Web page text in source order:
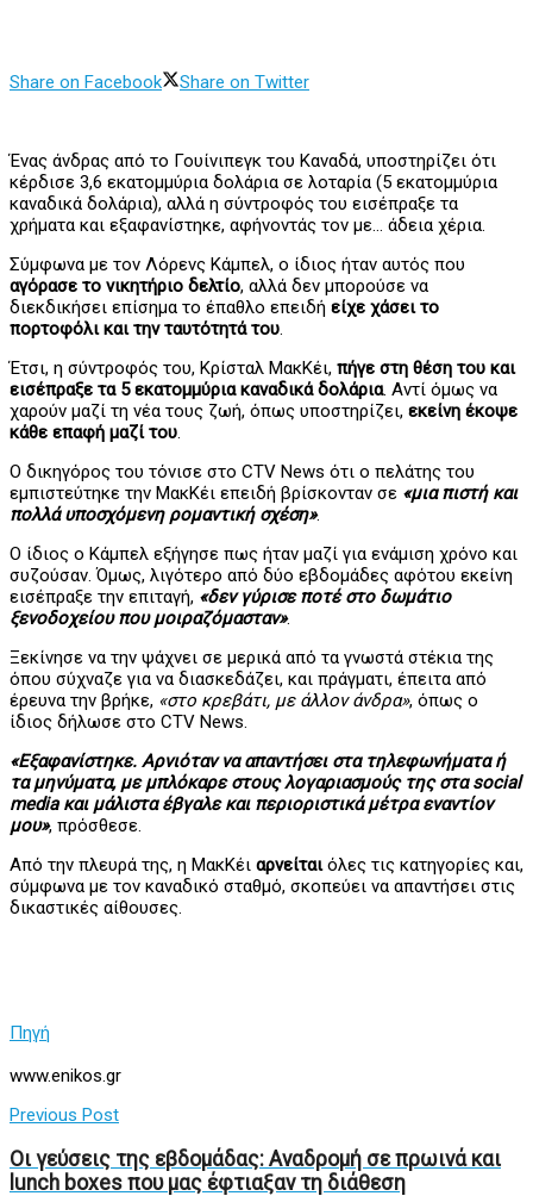
Share on Facebook Share on Twitter
Ένας άνδρας από το Γουίνιπεγκ του Καναδά, υποστηρίζει ότι
κέρδισε 3,6 εκατομμύρια δολάρια σε λοταρία (5 εκατομμύρια
καναδικά δολάρια), αλλά η σύντροφός του εισέπραξε τα
χρήματα και εξαφανίστηκε, αφήνοντάς τον με… άδεια χέρια.
Σύμφωνα με τον Λόρενς Κάμπελ, ο ίδιος ήταν αυτός που
αγόρασε το νικητήριο δελτίο, αλλά δεν μπορούσε να
διεκδικήσει επίσημα το έπαθλο επειδή είχε χάσει το
πορτοφόλι και την ταυτότητά του.
Έτσι, η σύντροφός του, Κρίσταλ ΜακΚέι, πήγε στη θέση του και
εισέπραξε τα 5 εκατομμύρια καναδικά δολάρια. Αντί όμως να
χαρούν μαζί τη νέα τους ζωή, όπως υποστηρίζει, εκείνη έκοψε
κάθε επαφή μαζί του.
Ο δικηγόρος του τόνισε στο CTV News ότι ο πελάτης του
εμπιστεύτηκε την ΜακΚέι επειδή βρίσκονταν σε «μια πιστή και
πολλά υποσχόμενη ρομαντική σχέση».
Ο ίδιος ο Κάμπελ εξήγησε πως ήταν μαζί για ενάμιση χρόνο και
συζούσαν. Όμως, λιγότερο από δύο εβδομάδες αφότου εκείνη
εισέπραξε την επιταγή, «δεν γύρισε ποτέ στο δωμάτιο
ξενοδοχείου που μοιραζόμασταν».
Ξεκίνησε να την ψάχνει σε μερικά από τα γνωστά στέκια της
όπου σύχναζε για να διασκεδάζει, και πράγματι, έπειτα από
έρευνα την βρήκε, «στο κρεβάτι, με άλλον άνδρα», όπως ο
ίδιος δήλωσε στο CTV News.
«Εξαφανίστηκε. Αρνιόταν να απαντήσει στα τηλεφωνήματα ή
τα μηνύματα, με μπλόκαρε στους λογαριασμούς της στα social
media και μάλιστα έβγαλε και περιοριστικά μέτρα εναντίον
μου», πρόσθεσε.
Από την πλευρά της, η ΜακΚέι αρνείταιόλες τις κατηγορίες και,
σύμφωνα με τον καναδικό σταθμό, σκοπεύει να απαντήσει στις
δικαστικές αίθουσες.
Πηγή
www.enikos.gr
Previous Post
Οι γεύσεις της εβδομάδας: Αναδρομή σε πρωινά και
lunch boxes που μας έφτιαξαν τη διάθεση